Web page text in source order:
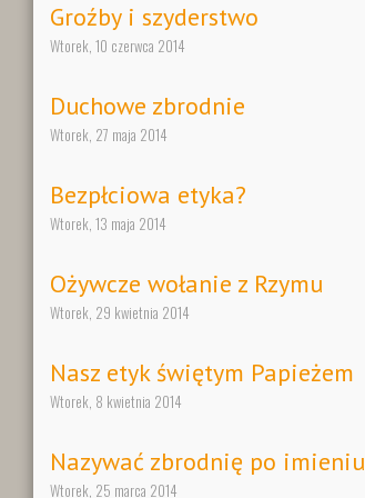
Groźby i szyderstwo
Wtorek, 10 czerwca 2014
Duchowe zbrodnie
Wtorek, 27 maja 2014
Bezpłciowa etyka?
Wtorek, 13 maja 2014
Ożywcze wołanie z Rzymu
Wtorek, 29 kwietnia 2014
Nasz etyk świętym Papieżem
Wtorek, 8 kwietnia 2014
Nazywać zbrodnię po imieniu
Wtorek, 25 marca 2014